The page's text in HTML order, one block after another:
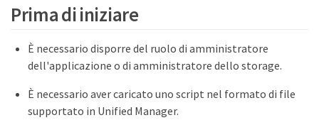
Prima di iniziare
È necessario disporre del ruolo di amministratore
dell'applicazione o di amministratore dello storage.
È necessario aver caricato uno script nel formato di file
supportato in Unified Manager.